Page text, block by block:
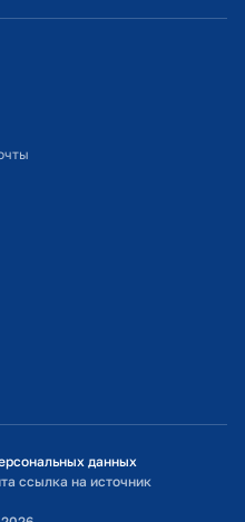
образования РФ
данных
ссылка на источник